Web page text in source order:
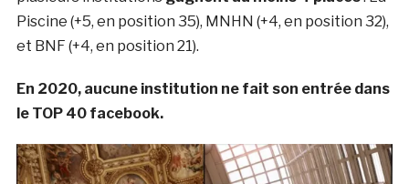
Piscine (+5, en position 35), MNHN (+4, en position 32),
et BNF (+4, en position 21).
En 2020, aucune institution ne fait son entrée dans
le TOP 40 facebook.